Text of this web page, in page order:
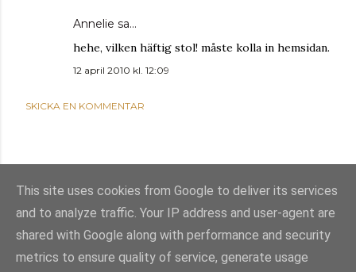
Annelie sa…
hehe, vilken häftig stol! måste kolla in hemsidan.
12 april 2010 kl. 12:09
SKICKA EN KOMMENTAR
This site uses cookies from Google to deliver its services
and to analyze traffic. Your IP address and user-agent are
shared with Google along with performance and security
metrics to ensure quality of service, generate usage